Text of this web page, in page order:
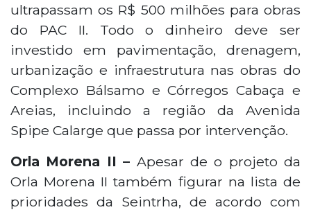
ultrapassam os R$ 500 milhões para obras
do PAC II. Todo o dinheiro deve ser
investido em pavimentação, drenagem,
urbanização e infraestrutura nas obras do
Complexo Bálsamo e Córregos Cabaça e
Areias, incluindo a região da Avenida
Spipe Calarge que passa por intervenção.
Orla Morena II – Apesar de o projeto da
Orla Morena II também figurar na lista de
prioridades da Seintrha, de acordo com